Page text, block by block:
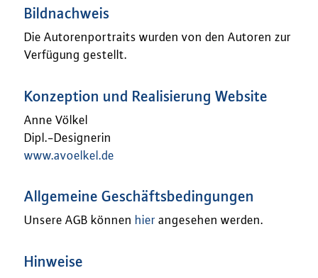
Bildnachweis
Die Autorenportraits wurden von den Autoren zur
Verfügung gestellt.
Konzeption und Realisierung Website
Anne Völkel
Dipl.-Designerin
www.avoelkel.de
Allgemeine Geschäftsbedingungen
Unsere AGB können hier angesehen werden.
Hinweise